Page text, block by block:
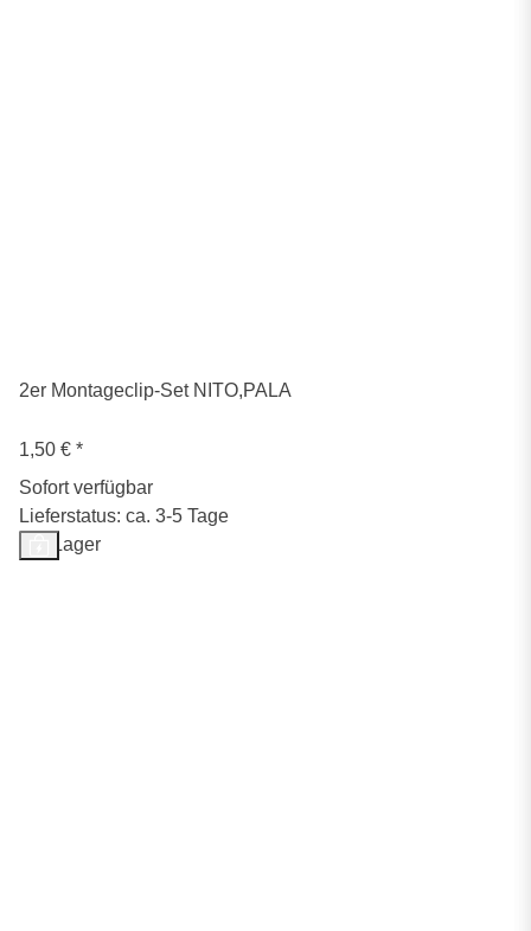
2er Montageclip-Set NITO,PALA
1,50 € *
Sofort verfügbar
Lieferstatus: ca. 3-5 Tage
Auf Lager